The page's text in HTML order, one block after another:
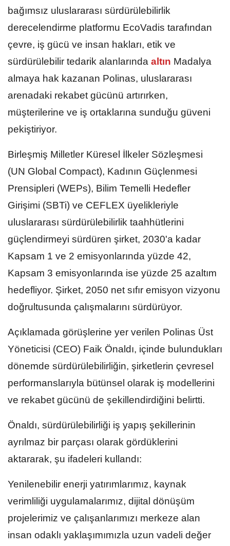
bağımsız uluslararası sürdürülebilirlik
derecelendirme platformu EcoVadis tarafından
çevre, iş gücü ve insan hakları, etik ve
sürdürülebilir tedarik alanlarında altın Madalya
almaya hak kazanan Polinas, uluslararası
arenadaki rekabet gücünü artırırken,
müşterilerine ve iş ortaklarına sunduğu güveni
pekiştiriyor.
Birleşmiş Milletler Küresel İlkeler Sözleşmesi
(UN Global Compact), Kadının Güçlenmesi
Prensipleri (WEPs), Bilim Temelli Hedefler
Girişimi (SBTi) ve CEFLEX üyelikleriyle
uluslararası sürdürülebilirlik taahhütlerini
güçlendirmeyi sürdüren şirket, 2030'a kadar
Kapsam 1 ve 2 emisyonlarında yüzde 42,
Kapsam 3 emisyonlarında ise yüzde 25 azaltım
hedefliyor. Şirket, 2050 net sıfır emisyon vizyonu
doğrultusunda çalışmalarını sürdürüyor.
Açıklamada görüşlerine yer verilen Polinas Üst
Yöneticisi (CEO) Faik Önaldı, içinde bulundukları
dönemde sürdürülebilirliğin, şirketlerin çevresel
performanslarıyla bütünsel olarak iş modellerini
ve rekabet gücünü de şekillendirdiğini belirtti.
Önaldı, sürdürülebilirliği iş yapış şekillerinin
ayrılmaz bir parçası olarak gördüklerini
aktararak, şu ifadeleri kullandı:
Yenilenebilir enerji yatırımlarımız, kaynak
verimliliği uygulamalarımız, dijital dönüşüm
projelerimiz ve çalışanlarımızı merkeze alan
insan odaklı yaklaşımımızla uzun vadeli değer